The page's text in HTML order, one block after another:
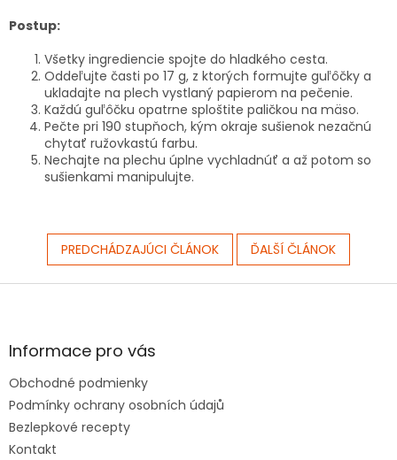
Postup:
Všetky ingrediencie spojte do hladkého cesta.
Oddeľujte časti po 17 g, z ktorých formujte guľôčky a
ukladajte na plech vystlaný papierom na pečenie.
Každú guľôčku opatrne sploštite paličkou na mäso.
Pečte pri 190 stupňoch, kým okraje sušienok nezačnú
chytať ružovkastú farbu.
Nechajte na plechu úplne vychladnúť a až potom so
sušienkami manipulujte.
PREDCHÁDZAJÚCI ČLÁNOK ĎALŠÍ ČLÁNOK
Z
ä
e
Informace pro vás
Obchodné podmienky
Podmínky ochrany osobních údajů
Bezlepkové recepty
Kontakt